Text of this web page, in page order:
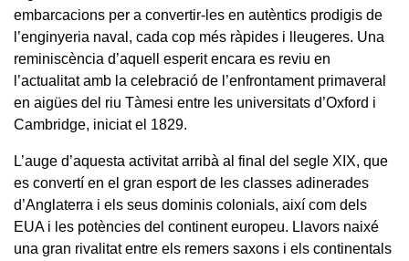
embarcacions per a convertir-les en autèntics prodigis de
l’enginyeria naval, cada cop més ràpides i lleugeres. Una
reminiscència d’aquell esperit encara es reviu en
l’actualitat amb la celebració de l’enfrontament primaveral
en aigües del riu Tàmesi entre les universitats d’Oxford i
Cambridge, iniciat el 1829.
L’auge d’aquesta activitat arribà al final del segle XIX, que
es convertí en el gran esport de les classes adinerades
d’Anglaterra i els seus dominis colonials, així com dels
EUA i les potències del continent europeu. Llavors naixé
una gran rivalitat entre els remers saxons i els continentals